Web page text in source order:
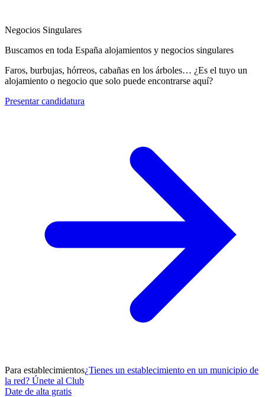
Negocios Singulares
Buscamos en toda España alojamientos y negocios singulares
Faros, burbujas, hórreos, cabañas en los árboles… ¿Es el tuyo un
alojamiento o negocio que solo puede encontrarse aquí?
Presentar candidatura
Para establecimientos¿Tienes un establecimiento en un municipio de
la red? Únete al Club
Date de alta gratis